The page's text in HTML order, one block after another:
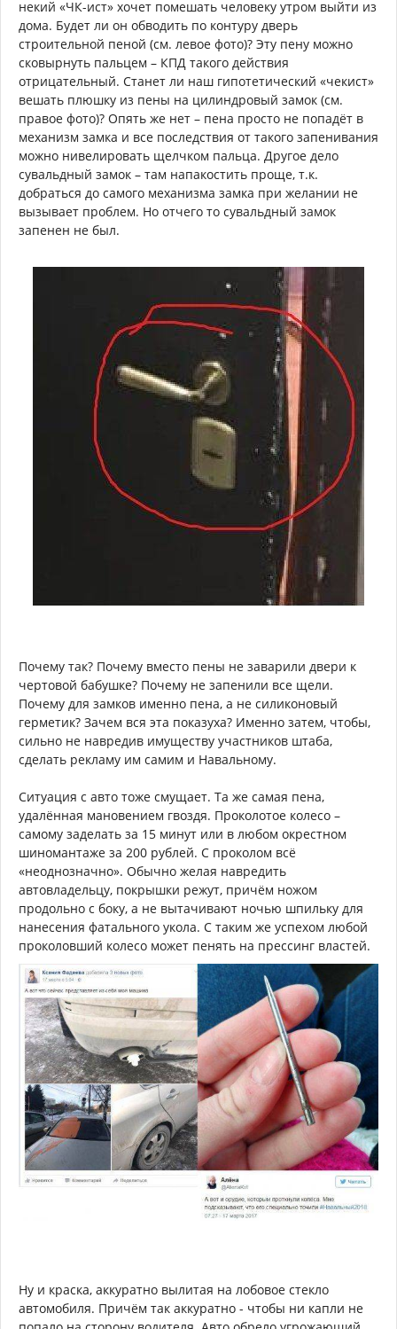
некий «ЧК-ист» хочет помешать человеку утром выйти из
дома. Будет ли он обводить по контуру дверь
строительной пеной (см. левое фото)? Эту пену можно
сковырнуть пальцем – КПД такого действия
отрицательный. Станет ли наш гипотетический «чекист»
вешать плюшку из пены на цилиндровый замок (см.
правое фото)? Опять же нет – пена просто не попадёт в
механизм замка и все последствия от такого запенивания
можно нивелировать щелчком пальца. Другое дело
сувальдный замок – там напакостить проще, т.к.
добраться до самого механизма замка при желании не
вызывает проблем. Но отчего то сувальдный замок
запенен не был.
Почему так? Почему вместо пены не заварили двери к
чертовой бабушке? Почему не запенили все щели.
Почему для замков именно пена, а не силиконовый
герметик? Зачем вся эта показуха? Именно затем, чтобы,
сильно не навредив имуществу участников штаба,
сделать рекламу им самим и Навальному.
Ситуация с авто тоже смущает. Та же самая пена,
удалённая мановением гвоздя. Проколотое колесо –
самому заделать за 15 минут или в любом окрестном
шиномантаже за 200 рублей. С проколом всё
«неоднозначно». Обычно желая навредить
автовладельцу, покрышки режут, причём ножом
продольно с боку, а не вытачивают ночью шпильку для
нанесения фатального укола. С таким же успехом любой
проколовший колесо может пенять на прессинг властей.
Ну и краска, аккуратно вылитая на лобовое стекло
автомобиля. Причём так аккуратно - чтобы ни капли не